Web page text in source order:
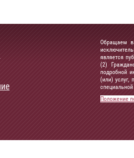
Обращаем
является
(2)
подробной
(или) услуг,
Положение